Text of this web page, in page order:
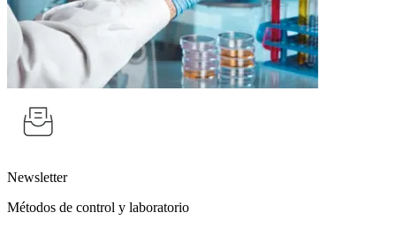
Newsletter
Métodos de control y laboratorio